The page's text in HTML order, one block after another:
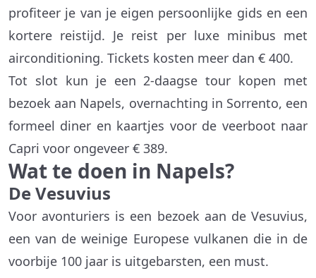
profiteer je van je eigen persoonlijke gids en een
kortere reistijd. Je reist per luxe minibus met
airconditioning. Tickets kosten meer dan € 400.
Tot slot kun je een 2-daagse tour kopen met
bezoek aan Napels, overnachting in Sorrento, een
formeel diner en kaartjes voor de veerboot naar
Capri voor ongeveer € 389.
Wat te doen in Napels?
De Vesuvius
Voor avonturiers is een bezoek aan de Vesuvius,
een van de weinige Europese vulkanen die in de
voorbije 100 jaar is uitgebarsten, een must.